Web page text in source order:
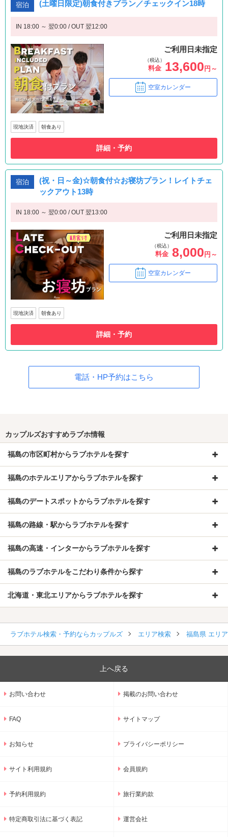
宿泊 (土曜日限定)朝食付きプラン／チェックイン18時
IN 18:00 ～ 翌0:00 / OUT 翌12:00
ご利用日未指定
（税込）
料金 13,600円～
空室カレンダー
現地決済 朝食あり
詳細・予約
宿泊
(祝・日～金)☆朝食付☆お寝坊プラン！レイトチェ
ックアウト13時
IN 18:00 ～ 翌0:00 / OUT 翌13:00
ご利用日未指定
（税込）
料金 8,000 円～
空室カレンダー
現地決済 朝食あり
詳細・予約
電話・HP予約はこちら
カップルズおすすめラブホ情報
福島の市区町村からラブホテルを探す
福島のホテルエリアからラブホテルを探す
福島のデートスポットからラブホテルを探す
福島の路線・駅からラブホテルを探す
福島の高速・インターからラブホテルを探す
福島のラブホテルをこだわり条件から探す
北海道・東北エリアからラブホテルを探す
ラブホテル検索・予約ならカップルズ エリア検索 福島県 エリ
上へ戻る
お問い合わせ 掲載のお問い合わせ
FAQ サイトマップ
お知らせ プライバシーポリシー
サイト利用規約 会員規約
予約利用規約 旅行業約款
特定商取引法に基づく表記 運営会社